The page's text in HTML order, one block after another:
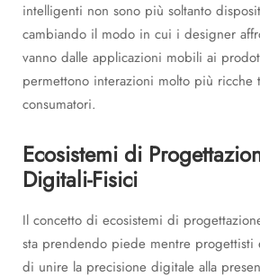
intelligenti non sono più soltanto
cambiando il modo in cui i designer
vanno dalle applicazioni mobili ai
permettono interazioni molto più ricche
consumatori.
Ecosistemi di
Digitali-Fisici
Il concetto di ecosistemi di
sta prendendo piede mentre progettisti
di unire la precisione digitale alla